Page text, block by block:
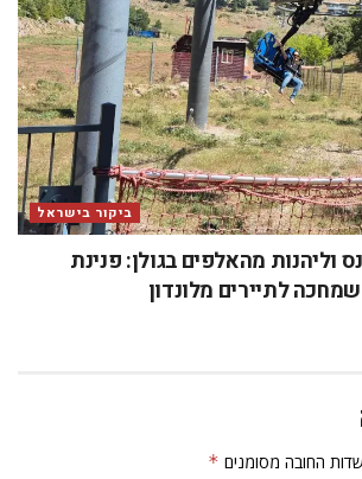
ביקור בישראל
וליהנות מהאלפים בגולן: פנינת
לתיירים מלונדון
שדות החובה מסומנים *